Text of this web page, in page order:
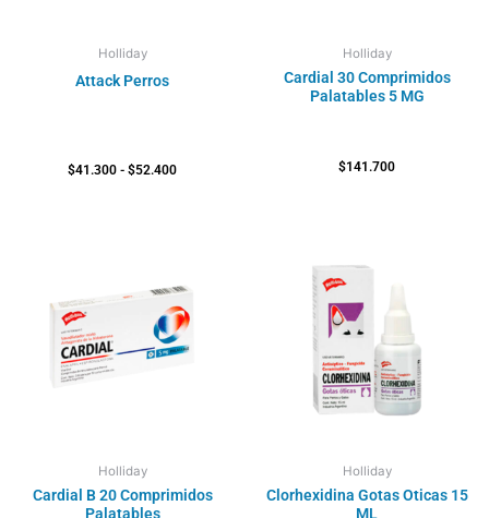
Holliday
Attack Perros
$41.300 - $52.400
Holliday
Cardial 30 Comprimidos
Palatables 5 MG
$141.700
Holliday
Cardial B 20 Comprimidos
Palatables
desde
$104.200
hasta
$283.800
Holliday
Clorhexidina Gotas Oticas 15
ML